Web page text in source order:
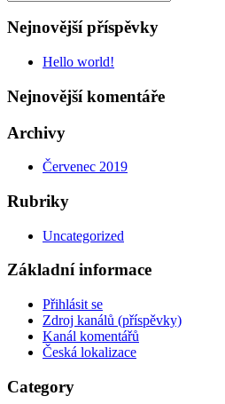
Nejnovější příspěvky
Hello world!
Nejnovější komentáře
Archivy
Červenec 2019
Rubriky
Uncategorized
Základní informace
Přihlásit se
Zdroj kanálů (příspěvky)
Kanál komentářů
Česká lokalizace
Category